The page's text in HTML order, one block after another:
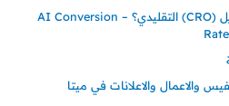
لماذا يفشل تحسين معدل التحويل (CRO) التقليدي؟ – AI Conversion
والاعمال والاعلانات في ميتا